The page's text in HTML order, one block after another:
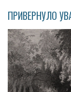
ПРИВЕРНУЛО